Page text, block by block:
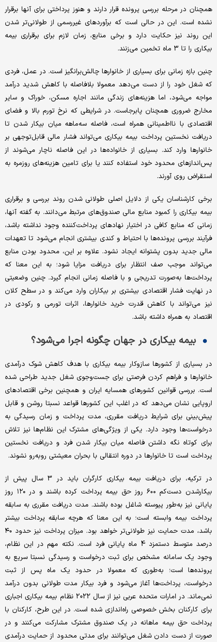
همچنان در مرحله بررسی پرونده قرار دارند و هنوز پرداختی برای آنها برقرار
نشده است. این در حالی است که برآوردهای غیررسمی از طولانی‌تر شدن
این روند نیز حکایت دارد و برخی منابع، زمان لازم برای برقراری بیمه
بیکاری را تا 3 ماه تخمین می‌زنند.
چنین بازه زمانی برای بسیاری از خانوارها چالش‌برانگیز است. در عمل، فردی
که شغل خود را از دست می‌دهد معمولا بلافاصله با کاهش شدید درآمد
مواجه می‌شود، اما هزینه‌های زندگی مانند اجاره مسکن، خوراک و سایر
مخارج ضروری همچنان پابرجاست. در شرایطی که نرخ تورم بالا و فضای
اقتصادی با نااطمینانی همراه است، فاصله سه‌ماهه میان بیکار شدن تا
دریافت نخستین پرداخت بیمه بیکاری می‌تواند فشار مالی قابل‌توجهی بر
خانوارها وارد کند. بسیاری از خانواده‌ها در این فاصله ناچار می‌شوند از
پس‌اندازهای محدود خود استفاده کنند یا برای تامین هزینه‌های روزمره به
استقراض روی آورند.
برخی کارشناسان یکی از دلایل اصلی طولانی شدن روند بررسی و برقراری
بیمه بیکاری را کمبود منابع مالی صندوق‌های مرتبط می‌دانند. به گفته آنها،
زمانی که منابع کافی در اختیار نهادهای پرداخت‌کننده وجود نداشته باشد،
فرآیند بررسی پرونده‌ها با احتیاط و کندی بیشتری انجام می‌شود تا تعهدات
مالی جدید بدون پشتوانه ایجاد نشود. علاوه بر این، محدود بودن منابع
می‌تواند موجب صف انتظار برای دریافت مزایا شود؛ به این معنا که
پرداخت‌ها به‌صورت تدریجی و با فاصله زمانی انجام گیرد. چنین وضعیتی
در نهایت فشار اقتصادی بیشتری بر بیکاران وارد می‌کند و در سطح کلان
نیز می‌تواند با کاهش قدرت خرید خانوارها، اثرات تورمی و رکودی در
اقتصاد به همراه داشته باشد.
بیمه بیکاری در جهان چگونه اجرا می‌شود؟
در بسیاری از کشورها سازوکار بیمه بیکاری با هدف کاهش شوک درآمدی
خانوارها و فراهم کردن فرصتی برای جست‌وجوی شغل جدید طراحی شده
است. بررسی قوانین کشورهای همسایه ایران و همچنین برخی اقتصادهای
اروپایی نشان می‌دهد که در اغلب این کشورها قواعد نسبتا روشن و قابل
پیش‌بینی برای شرایط دریافت مقرری، مدت پرداخت و زمان رسیدگی به
درخواست‌ها وجود دارد. یکی از ویژگی‌های مشترک این نظام‌ها نیز تلاش
برای کوتاه نگه داشتن فاصله میان بیکار شدن فرد و دریافت نخستین
پرداخت است تا خانوارها در دوره انتقالی با بحران معیشتی روبه‌رو نشوند.
در ترکیه، برای دریافت بیمه بیکاری کارگران باید در 3 سال پیش از
بیکارشدن دست‌کم ۶۰۰ روز حق بیمه پرداخت کرده باشند و در ۱۲۰ روز
پایانی نیز به‌طور پیوسته شاغل بوده باشند. مدت دریافت مقرری به سابقه
پرداخت بیمه وابسته است؛ به این معنا که هرچه سابقه پرداخت بیشتر
باشد، مدت حمایت نیز طولانی‌تر خواهد بود. میزان پرداخت نیز حدود ۴۰
درصد متوسط دستمزد 4 ماه پایانی فرد است. نکته مهم در این نظام،
وجود یک سامانه مشخص برای ثبت درخواست و رسیدگی نسبتا سریع به
پرونده‌ها است؛ به‌طوری که معمولا در حدود یک ماه پس از ثبت
درخواست، پرداخت‌ها آغاز می‌شود و فرد بیکار مدت طولانی بدون درآمد
نمی‌ماند. در امارات متحده عربی نیز از سال 2022 نظام بیمه بیکاری اجباری
برای کارکنان بخش خصوصی راه‌اندازی شده است. در این طرح، کارکنان با
پرداخت حق بیمه ماهانه در یک صندوق مشترک مشارکت می‌کنند و در
صورت از دست دادن شغل می‌توانند برای مدتی محدود از حمایت درآمدی